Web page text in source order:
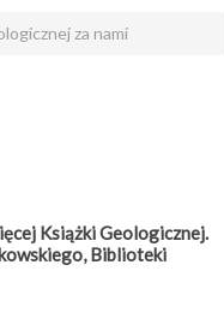
za nami
Książki Geologicznej.
Biblioteki